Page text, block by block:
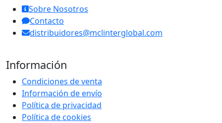
Sobre Nosotros
Contacto
distribuidores@mclinterglobal.com
Información
Condiciones de venta
Información de envío
Política de privacidad
Política de cookies